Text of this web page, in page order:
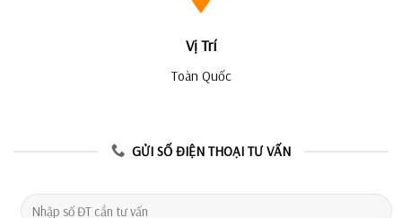
Vị Trí
Toàn Quốc
GỬI SỐ ĐIỆN THOẠI TƯ VẤN